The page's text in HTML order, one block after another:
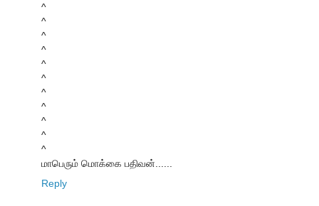
^
^
^
^
^
^
^
^
^
^
^
மாபெரும் மொக்கை பதிவன்......
Reply